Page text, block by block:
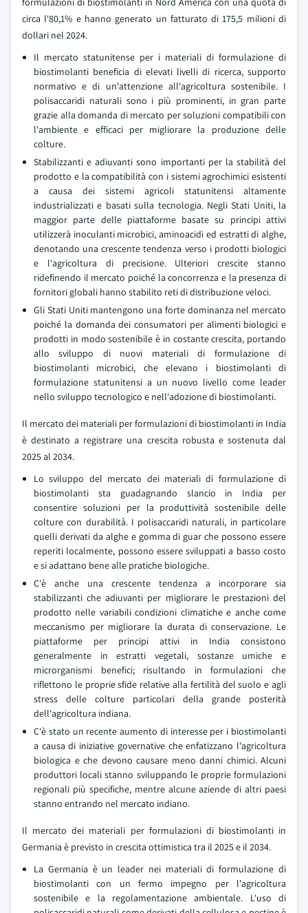
circa l'80,1% e hanno generato un fatturato di 175,5 milioni di
dollari nel 2024.
Il mercato statunitense per i materiali di formulazione di
biostimolanti beneficia di elevati livelli di ricerca, supporto
normativo e di un'attenzione all'agricoltura sostenibile. I
polisaccaridi naturali sono i più prominenti, in gran parte
grazie alla domanda di mercato per soluzioni compatibili con
l'ambiente e efficaci per migliorare la produzione delle
colture.
Stabilizzanti e adiuvanti sono importanti per la stabilità del
prodotto e la compatibilità con i sistemi agrochimici esistenti
a causa dei sistemi agricoli statunitensi altamente
industrializzati e basati sulla tecnologia. Negli Stati Uniti, la
maggior parte delle piattaforme basate su principi attivi
utilizzerà inoculanti microbici, aminoacidi ed estratti di alghe,
denotando una crescente tendenza verso i prodotti biologici
e l'agricoltura di precisione. Ulteriori crescite stanno
ridefinendo il mercato poiché la concorrenza e la presenza di
fornitori globali hanno stabilito reti di distribuzione veloci.
Gli Stati Uniti mantengono una forte dominanza nel mercato
poiché la domanda dei consumatori per alimenti biologici e
prodotti in modo sostenibile è in costante crescita, portando
allo sviluppo di nuovi materiali di formulazione di
biostimolanti microbici, che elevano i biostimolanti di
formulazione statunitensi a un nuovo livello come leader
nello sviluppo tecnologico e nell'adozione di biostimolanti.
Il mercato dei materiali per formulazioni di biostimolanti in India
è destinato a registrare una crescita robusta e sostenuta dal
2025 al 2034.
Lo sviluppo del mercato dei materiali di formulazione di
biostimolanti sta guadagnando slancio in India per
consentire soluzioni per la produttività sostenibile delle
colture con durabilità. I polisaccaridi naturali, in particolare
quelli derivati da alghe e gomma di guar che possono essere
reperiti localmente, possono essere sviluppati a basso costo
e si adattano bene alle pratiche biologiche.
C'è anche una crescente tendenza a incorporare sia
stabilizzanti che adiuvanti per migliorare le prestazioni del
prodotto nelle variabili condizioni climatiche e anche come
meccanismo per migliorare la durata di conservazione. Le
piattaforme per principi attivi in India consistono
generalmente in estratti vegetali, sostanze umiche e
microrganismi benefici; risultando in formulazioni che
riflettono le proprie sfide relative alla fertilità del suolo e agli
stress delle colture particolari della grande posterità
dell'agricoltura indiana.
C'è stato un recente aumento di interesse per i biostimolanti
a causa di iniziative governative che enfatizzano l'agricoltura
biologica e che devono causare meno danni chimici. Alcuni
produttori locali stanno sviluppando le proprie formulazioni
regionali più specifiche, mentre alcune aziende di altri paesi
stanno entrando nel mercato indiano.
Il mercato dei materiali per formulazioni di biostimolanti in
Germania è previsto in crescita ottimistica tra il 2025 e il 2034.
La Germania è un leader nei materiali di formulazione di
biostimolanti con un fermo impegno per l'agricoltura
sostenibile e la regolamentazione ambientale. L'uso di